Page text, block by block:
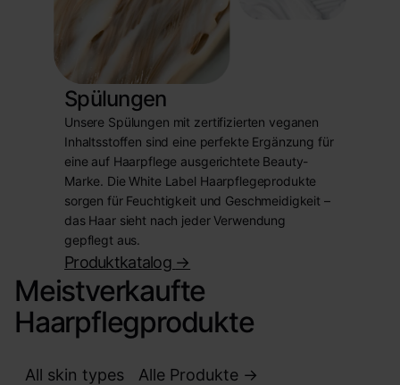
Spülungen
Unsere Spülungen mit zertifizierten veganen
Inhaltsstoffen sind eine perfekte Ergänzung für
eine auf Haarpflege ausgerichtete Beauty-
Marke. Die White Label Haarpflegeprodukte
sorgen für Feuchtigkeit und Geschmeidigkeit –
das Haar sieht nach jeder Verwendung
gepflegt aus.
Produktkatalog ->
Meistverkaufte
Haarpflegprodukte
All skin types Alle Produkte ->